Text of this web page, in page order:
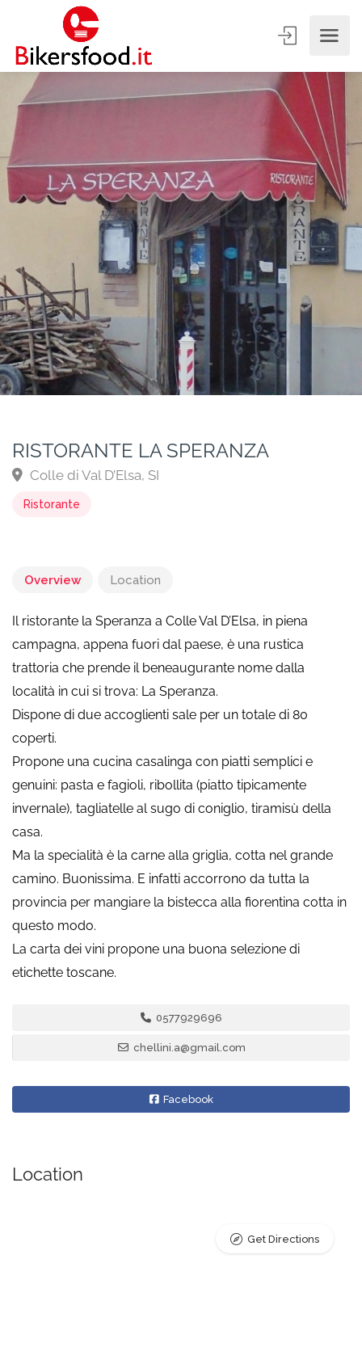
RISTORANTE LA SPERANZA
Colle di Val D’Elsa, SI
Ristorante
Overview Location
Il ristorante la Speranza a Colle Val D’Elsa, in piena
campagna, appena fuori dal paese, è una rustica
trattoria che prende il beneaugurante nome dalla
località in cui si trova: La Speranza.
Dispone di due accoglienti sale per un totale di 80
coperti.
Propone una cucina casalinga con piatti semplici e
genuini: pasta e fagioli, ribollita (piatto tipicamente
invernale), tagliatelle al sugo di coniglio, tiramisù della
casa.
Ma la specialità è la carne alla griglia, cotta nel grande
camino. Buonissima. E infatti accorrono da tutta la
provincia per mangiare la bistecca alla fiorentina cotta in
questo modo.
La carta dei vini propone una buona selezione di
etichette toscane.
0577929696
chellini.a@gmail.com
Facebook
Location
Get Directions